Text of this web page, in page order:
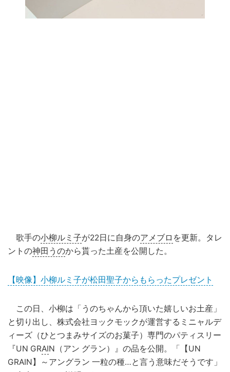
歌手の小柳ルミ子が22日に自身のアメブロ を更新。タレ
ントの神田うのから貰った土産を公開した。
【映像】小柳ルミ子が松田聖子からもらったプレゼント
この日、小柳は「うのちゃんから頂いた嬉しいお土産」
と切り出し、株式会社ヨックモックが運営するミニャルデ
ィーズ（ひとつまみサイズのお菓子）専門のパティスリー
『UN GRAIN（アン グラン）』の品を公開。「【UN
GRAIN】～アングラン 一粒の種…と言う意味だそうです」